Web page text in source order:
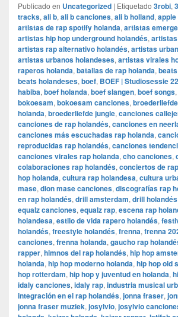
Publicado en Uncategorized | Etiquetado 3robi,
tracks, ali b, ali b canciones, ali b holland,
artistas de rap spotify holanda, artistas
artistas hip hop underground holandés,
artistas rap alternativo holandés, artistas
artistas urbanos holandeses, artistas virales
raperos holanda, batallas de rap holanda,
beats holandeses, boef, BOEF | Studiosessie
habiba, boef holanda, boef slangen, boef songs,
bokoesam, bokoesam canciones, broederliefde
holanda, broederliefde jungle, canciones
canciones de rap holandés, canciones en
canciones más escuchadas rap holanda,
reproducidas rap holandés, canciones
canciones virales rap holanda, cho canciones,
colaboraciones rap holandés, conciertos de
hop holanda, cultura rap holandesa, cultura
mase, dion mase canciones, discografías rap
en rap holandés, drill amsterdam, drill holandés
equalz canciones, equalz rap, escena rap
holandesa, estilo de vida rapero holandés,
holandés, freestyle holandés, frenna, frenna
canciones, frenna holanda, gaucho rap
rapper, himnos del rap holandés, hip hop
holanda, hip hop moderno holanda, hip hop old
hop rotterdam, hip hop y juventud en holanda,
idaly canciones, idaly rap, industria musical
integración en el rap holandés, jonna fraser,
jonna fraser muziek, josylvio, josylvio